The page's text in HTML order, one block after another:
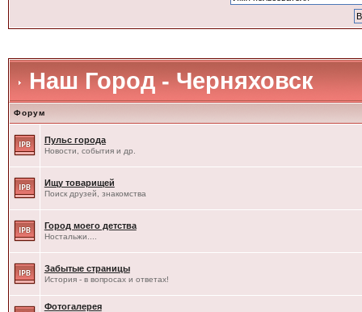
Наш Город - Черняховск
Форум
Пульс города
Новости, события и др.
Ищу товарищей
Поиск друзей, знакомства
Город моего детства
Ностальжи....
Забытые страницы
История - в вопросах и ответах!
Фотогалерея